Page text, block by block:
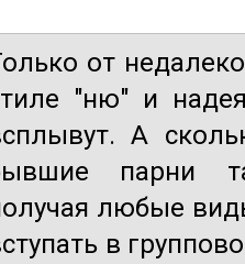
от
"ню" и
А
парни
любые
в